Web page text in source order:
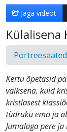
Jaga videot
Külalisena
Portreesaated
Kertu õpetasid
väiksena, kuid
kristlasest
tüdruku ema ja
Jumalaga pere ja